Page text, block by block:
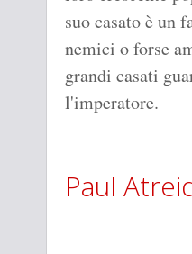
suo casato è un
nemici o forse
grandi casati
l'imperatore.
Paul